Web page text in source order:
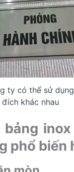
ty có thể sử
đích khác nhau
bảng
phổ biến